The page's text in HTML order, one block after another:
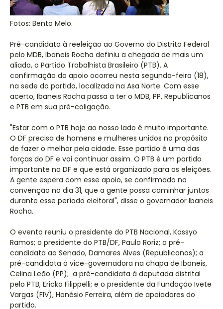
Fotos: Bento Melo.
Pré-candidato à reeleição ao Governo do Distrito Federal
pelo MDB, Ibaneis Rocha definiu a chegada de mais um
aliado, o Partido Trabalhista Brasileiro (PTB). A
confirmação do apoio ocorreu nesta segunda-feira (18),
na sede do partido, localizada na Asa Norte. Com esse
acerto, Ibaneis Rocha passa a ter o MDB, PP, Republicanos
e PTB em sua pré-coligação.
"Estar com o PTB hoje ao nosso lado é muito importante.
O DF precisa de homens e mulheres unidos no propósito
de fazer o melhor pela cidade. Esse partido é uma das
forças do DF e vai continuar assim. O PTB é um partido
importante no DF e que está organizado para as eleições.
A gente espera com esse apoio, se confirmado na
convenção no dia 31, que a gente possa caminhar juntos
durante esse período eleitoral", disse o governador Ibaneis
Rocha.
O evento reuniu o presidente do PTB Nacional, Kassyo
Ramos; o presidente do PTB/DF, Paulo Roriz; a pré-
candidata ao Senado, Damares Alves (Republicanos); a
pré-candidata à vice-governadora na chapa de Ibaneis,
Celina Leão (PP); a pré-candidata à deputada distrital
pelo PTB, Ericka Filippelli; e o presidente da Fundação Ivete
Vargas (FIV), Honésio Ferreira, além de apoiadores do
partido.